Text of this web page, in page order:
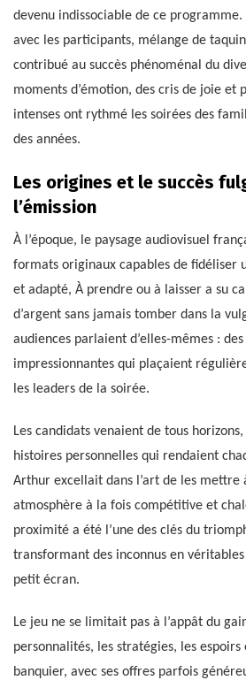
devenu indissociable de ce programme.
avec les participants, mélange de
contribué au succès phénoménal du
moments d’émotion, des cris de joie et
intenses ont rythmé les soirées des
des années.
Les origines et le succès
l’émission
À l’époque, le paysage audiovisuel
formats originaux capables de fidéliser
et adapté, À prendre ou à laisser a su
d’argent sans jamais tomber dans la
audiences parlaient d’elles-mêmes :
impressionnantes qui plaçaient
les leaders de la soirée.
Les candidats venaient de tous
histoires personnelles qui rendaient
Arthur excellait dans l’art de les mettre
atmosphère à la fois compétitive et
proximité a été l’une des clés du
transformant des inconnus en
petit écran.
Le jeu ne se limitait pas à l’appât du
personnalités, les stratégies, les espoirs
banquier, avec ses offres parfois